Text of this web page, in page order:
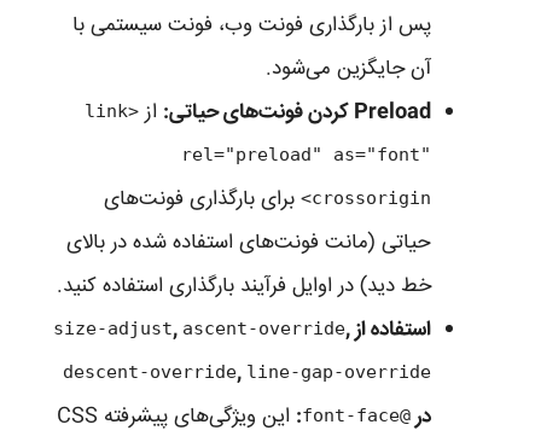
پس از بارگذاری فونت وب، فونت سیستمی با
آن جایگزین می‌شود.
Preload کردن فونت‌های حیاتی:
از <link
rel="preload" as="font"
crossorigin>
برای بارگذاری فونت‌های
حیاتی (مانت فونت‌های استفاده شده در بالای
خط دید) در اوایل فرآیند بارگذاری استفاده کنید.
استفاده از
size-adjust, ascent-override,
descent-override, line-gap-override
در@font-face
:
این ویژگی‌های پیشرفته CSS